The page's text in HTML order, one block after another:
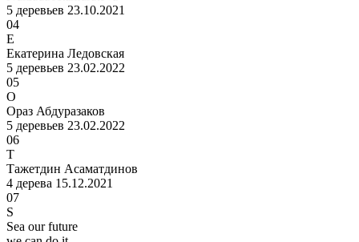
5 деревьев 23.10.2021
04
Е
Екатерина Ледовская
5 деревьев 23.02.2022
05
О
Ораз Абдуразаков
5 деревьев 23.02.2022
06
Т
Тажетдин Асаматдинов
4 дерева 15.12.2021
07
S
Sea our future